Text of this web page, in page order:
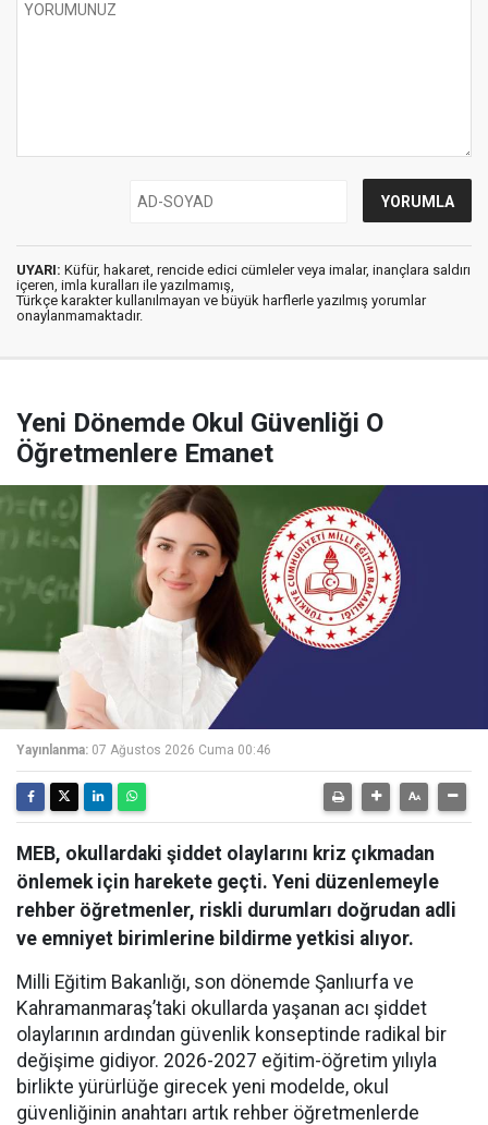
UYARI: Küfür, hakaret, rencide edici cümleler veya imalar, inançlara saldırı
içeren, imla kuralları ile yazılmamış,
Türkçe karakter kullanılmayan ve büyük harflerle yazılmış yorumlar
onaylanmamaktadır.
Yeni Dönemde Okul Güvenliği O
Öğretmenlere Emanet
Yayınlanma: 07 Ağustos 2026 Cuma 00:46
MEB, okullardaki şiddet olaylarını kriz çıkmadan
önlemek için harekete geçti. Yeni düzenlemeyle
rehber öğretmenler, riskli durumları doğrudan adli
ve emniyet birimlerine bildirme yetkisi alıyor.
Milli Eğitim Bakanlığı, son dönemde Şanlıurfa ve
Kahramanmaraş’taki okullarda yaşanan acı şiddet
olaylarının ardından güvenlik konseptinde radikal bir
değişime gidiyor. 2026-2027 eğitim-öğretim yılıyla
birlikte yürürlüğe girecek yeni modelde, okul
güvenliğinin anahtarı artık rehber öğretmenlerde